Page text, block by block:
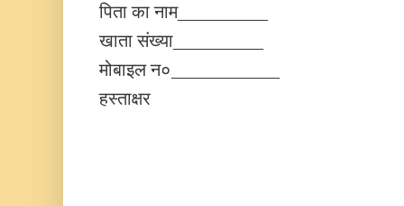
पिता का नाम__________
खाता संख्या__________
मोबाइल न०____________
हस्ताक्षर